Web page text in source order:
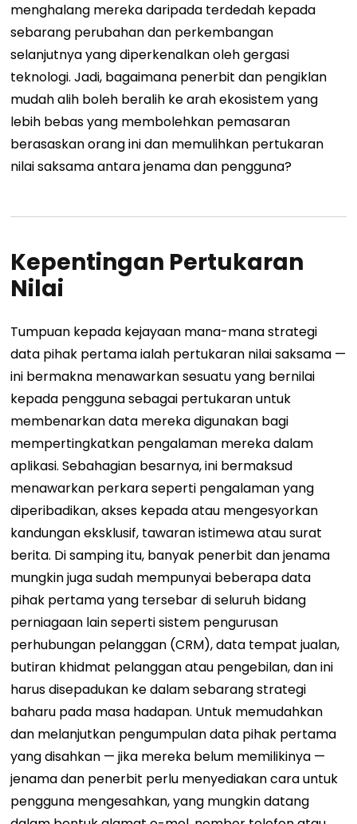
menghalang mereka daripada terdedah kepada
sebarang perubahan dan perkembangan
selanjutnya yang diperkenalkan oleh gergasi
teknologi. Jadi, bagaimana penerbit dan pengiklan
mudah alih boleh beralih ke arah ekosistem yang
lebih bebas yang membolehkan pemasaran
berasaskan orang ini dan memulihkan pertukaran
nilai saksama antara jenama dan pengguna?
Kepentingan Pertukaran
Nilai
Tumpuan kepada kejayaan mana-mana strategi
data pihak pertama ialah pertukaran nilai saksama —
ini bermakna menawarkan sesuatu yang bernilai
kepada pengguna sebagai pertukaran untuk
membenarkan data mereka digunakan bagi
mempertingkatkan pengalaman mereka dalam
aplikasi. Sebahagian besarnya, ini bermaksud
menawarkan perkara seperti pengalaman yang
diperibadikan, akses kepada atau mengesyorkan
kandungan eksklusif, tawaran istimewa atau surat
berita. Di samping itu, banyak penerbit dan jenama
mungkin juga sudah mempunyai beberapa data
pihak pertama yang tersebar di seluruh bidang
perniagaan lain seperti sistem pengurusan
perhubungan pelanggan (CRM), data tempat jualan,
butiran khidmat pelanggan atau pengebilan, dan ini
harus disepadukan ke dalam sebarang strategi
baharu pada masa hadapan. Untuk memudahkan
dan melanjutkan pengumpulan data pihak pertama
yang disahkan — jika mereka belum memilikinya —
jenama dan penerbit perlu menyediakan cara untuk
pengguna mengesahkan, yang mungkin datang